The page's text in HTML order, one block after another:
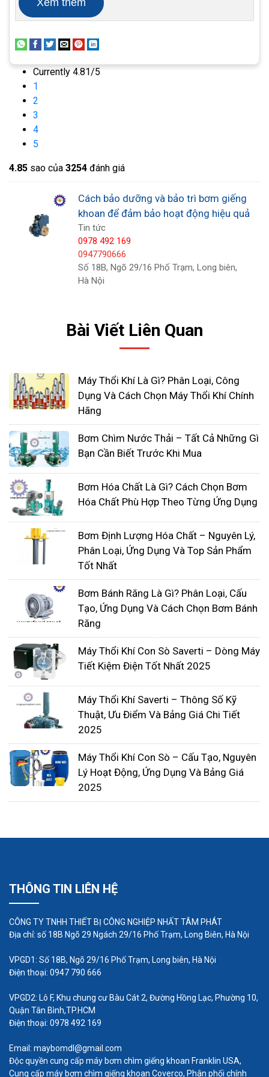
trục vít được sử dụng rộng rãi trong ngành công
nghiệp, nông nghiệp, xử lý nước và nhiều ứng dụng
khác.
Bơm định lượng
là một loại máy bơm được sử
Với khả năng điều chỉnh lưu lượng chính xác, bơm
định lượng được ứng dụng rộng rãi trong các
thực phẩm và nước thải. Nó cho phép điều chỉnh
lưu lượng chất lỏng theo yêu cầu cụ thể của quy
trình sản xuất, đảm bảo sự chính xác và đồng
nhất trong việc cung cấp chất lỏng.
Bơm thực phẩm
Bơm thực phẩm
được thiết kế để bơm chất lỏng thực phẩm và
đảm bảo tính an toàn và vệ sinh cao. Với vật liệu
chất lượng thực phẩm và các tính năng đáng tin
cậy, bơm thực phẩm đáp ứng các tiêu chuẩn
nghiêm ngặt của ngành thực phẩm và đồ uống.
Nó được sử dụng để bơm các loại sữa, nước giải
khát, dầu ăn, nước ép trái cây và các chất lỏng
uống.
đảm bảo hiệu suất ổn định, độ bền và tính năng
vượt trội. Với kinh nghiệm và chuyên môn, chúng
tôi cam kết mang đến những giải pháp bơm tối ưu
cho nhu cầu của bạn.
Xem thêm
Currently 4.81/5
1
2
3
4
5
4.85 sao của 3254 đánh giá
Cách bảo dưỡng và bảo trì bơm giếng
khoan để đảm bảo hoạt động hiệu quả
Tin tức
0978 492 169
0947790666
Số 18B, Ngõ 29/16 Phố Trạm, Long biên,
Hà Nội
Bài Viết Liên Quan
Máy Thổi Khí Là Gì? Phân Loại, Công
Dụng Và Cách Chọn Máy Thổi Khí Chính
Hãng
Bơm Chìm Nước Thải – Tất Cả Những Gì
Bạn Cần Biết Trước Khi Mua
Bơm Hóa Chất Là Gì? Cách Chọn Bơm
Hóa Chất Phù Hợp Theo Từng Ứng Dụng
Bơm Định Lượng Hóa Chất – Nguyên Lý,
Phân Loại, Ứng Dụng Và Top Sản Phẩm
Tốt Nhất
Bơm Bánh Răng Là Gì? Phân Loại, Cấu
Tạo, Ứng Dụng Và Cách Chọn Bơm Bánh
Răng
Máy Thổi Khí Con Sò Saverti – Dòng Máy
Tiết Kiệm Điện Tốt Nhất 2025
Máy Thổi Khí Saverti – Thông Số Kỹ
Thuật, Ưu Điểm Và Bảng Giá Chi Tiết
2025
Máy Thổi Khí Con Sò – Cấu Tạo, Nguyên
Lý Hoạt Động, Ứng Dụng Và Bảng Giá
2025
THÔNG TIN LIÊN HỆ
CÔNG TY TNHH THIẾT BỊ CÔNG NGHIỆP NHẤT TÂM PHÁT
Địa chỉ: số 18B Ngõ 29 Ngách 29/16 Phố Trạm, Long Biên, Hà Nội
VPGD1: Số 18B, Ngõ 29/16 Phố Trạm, Long biên, Hà Nội
Điện thoại: 0947 790 666
VPGD2: Lô F, Khu chung cư Bàu Cát 2, Đường Hồng Lạc, Phường 10,
Quận Tân Bình,TP.HCM
Điện thoại: 0978 492 169
Email: maybomdl@gmail.com
Độc quyền cung cấp máy bơm chìm giếng khoan Franklin USA,
Cung cấp máy bơm chìm giếng khoan Coverco, Phân phối chính